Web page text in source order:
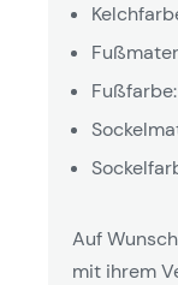
Auf
mit ihrem